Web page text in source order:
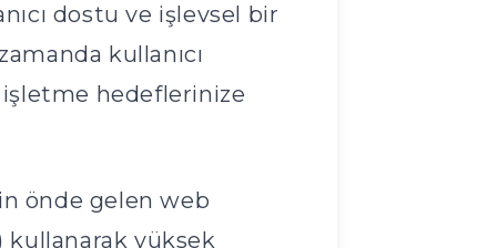
dostu ve işlevsel bir
kullanıcı
hedeflerinize
önde gelen web
kullanarak yüksek